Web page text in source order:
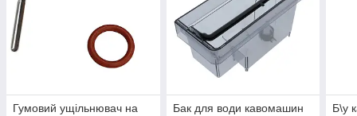
Гумовий ущільнювач на
Бак для води кавомашин
Б\у